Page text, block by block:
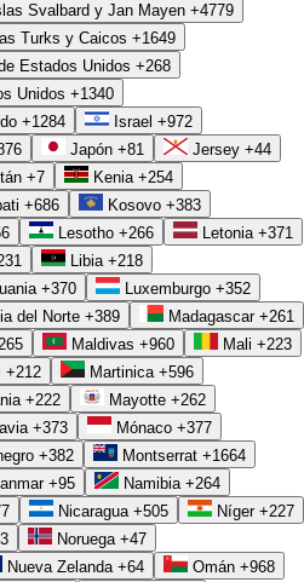
que se adopta es la única que
McKinsey
en tecnología pueden elevar
y ese salto suele concentrarse
horas en tareas repetibles. No es
encaja con el trabajo real, deja de
a un líder de un
y resume por qué una
ti abre caminos que el software
se cobra una sola vez: rinde cada
herramienta que de verdad le facilita
Svalbard y Jan Mayen +4779
Turks y Caicos +1649
Estados Unidos +268
Unidos +1340
+1284 Israel +972
Japón +81 Jersey +44
+7 Kenia +254
+686 Kosovo +383
Lesotho +266 Letonia +371
Libia +218
+370 Luxemburgo +352
del Norte +389 Madagascar +261
Maldivas +960 Mali +223
+212 Martinica +596
+222 Mayotte +262
+373 Mónaco +377
+382 Montserrat +1664
+95 Namibia +264
Nicaragua +505 Níger +227
Noruega +47
Nueva Zelanda +64 Omán +968